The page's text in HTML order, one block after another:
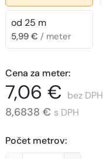
od 25 m
5,99 € / meter
Cena za meter:
7,06 € bez DPH
8,6838 € s DPH
Počet metrov: